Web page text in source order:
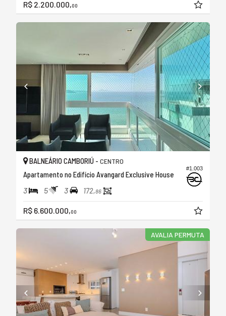
R$ 2.200.000,00
#1.003
BALNEÁRIO CAMBORIÚ - CENTRO
Apartamento no Edifício Avangard Exclusive House
3 5 3 172,86
R$ 6.600.000,00
AVALIA PERMUTA